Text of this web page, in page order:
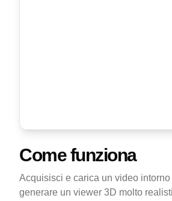
Come funziona
Acquisisci e carica un video
generare un viewer 3D molto